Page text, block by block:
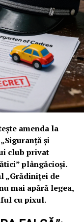
NU TE
Bălan și
oameni „de
Cornelius este o
la CAR IPJ
pe surse, sunt de
știe despre
un pește despre
greilor din IPJ le
că Popa are
amenda la
și
club privat
plângăcioși.
„Grădiniței de
mai apără legea,
cu pixul.